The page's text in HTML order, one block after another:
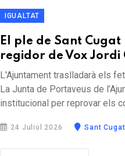
IGUALTAT
El ple de Sant
regidor de Vox Jordi
L'Ajuntament traslladarà els
La Junta de Portaveus de
institucional per reprovar els
24 Juliol 2026 Sant